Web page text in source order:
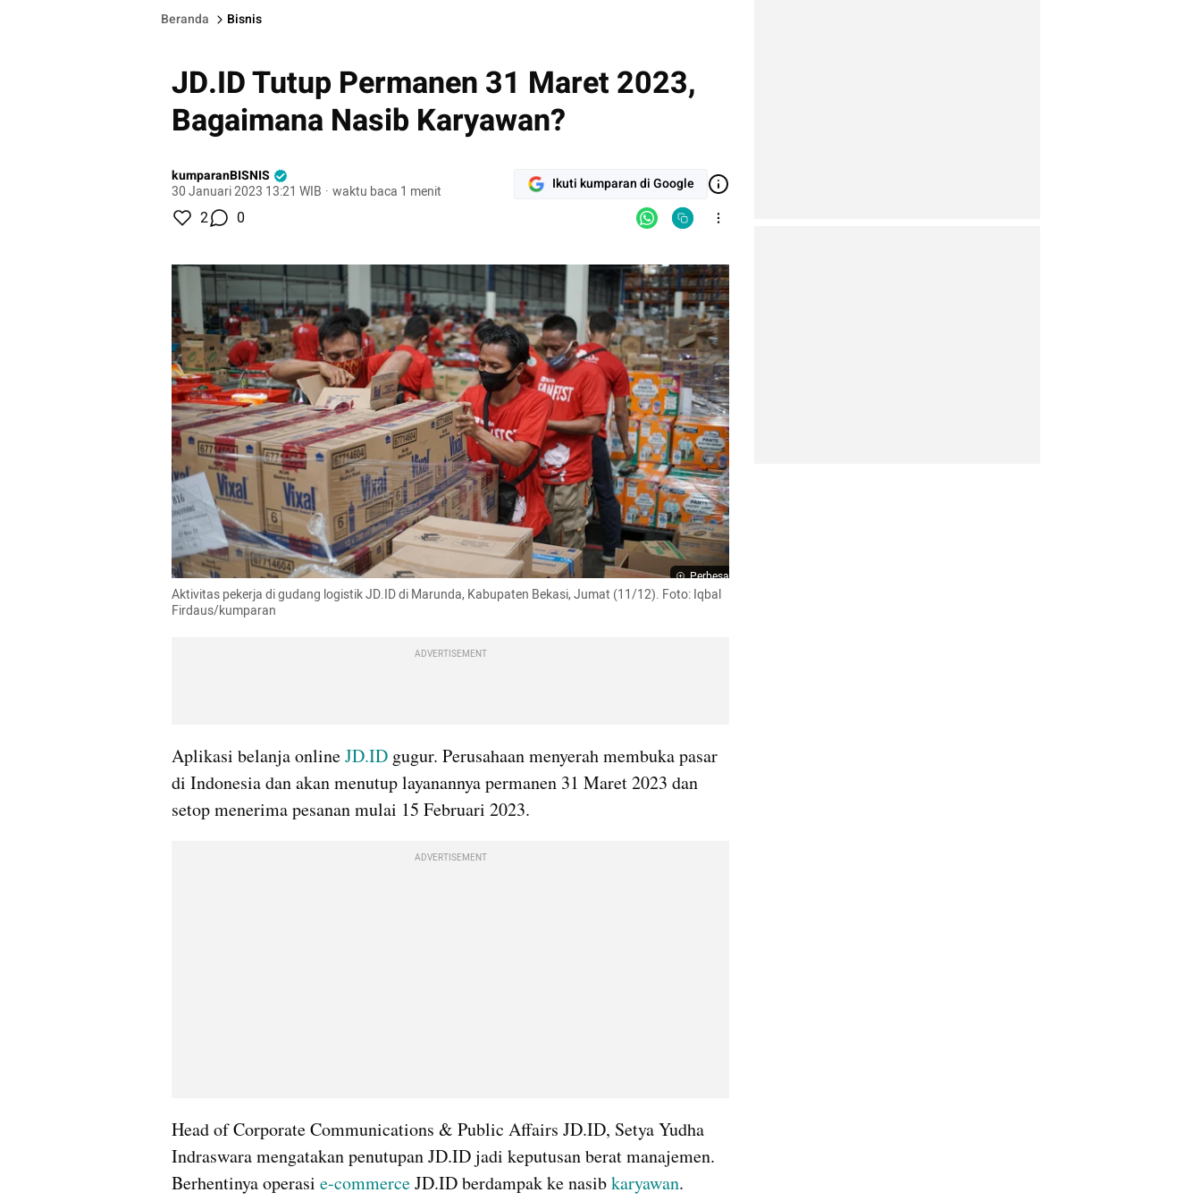
Beranda Bisnis
JD.ID Tutup Permanen 31 Maret 2023,
Bagaimana Nasib Karyawan?
kumparanBISNIS
30 Januari 2023 13:21 WIB · waktu baca 1 menit Ikuti kumparan di Google
2 0
Perbesar
Aktivitas pekerja di gudang logistik JD.ID di Marunda, Kabupaten Bekasi, Jumat (11/12). Foto: Iqbal
Firdaus/kumparan
ADVERTISEMENT
Aplikasi belanja online JD.ID gugur. Perusahaan menyerah membuka pasar
di Indonesia dan akan menutup layanannya permanen 31 Maret 2023 dan
setop menerima pesanan mulai 15 Februari 2023.
ADVERTISEMENT
Head of Corporate Communications & Public Affairs JD.ID, Setya Yudha
Indraswara mengatakan penutupan JD.ID jadi keputusan berat manajemen.
Berhentinya operasi e-commerce JD.ID berdampak ke nasib karyawan.